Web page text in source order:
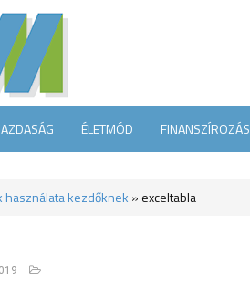
ÉLETMÓD FINANSZÍROZÁS
használata kezdőknek » exceltabla